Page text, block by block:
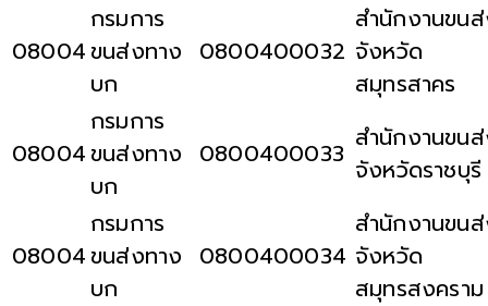
08004
กรมการ
ขนส่งทาง
บก
0800400032
สำนักงานขน
จังหวัด
สมุทรสาคร
08004
กรมการ
ขนส่งทาง
บก
0800400033 สำนักงานขน
จังหวัดราชบุรี
08004
กรมการ
ขนส่งทาง
บก
0800400034
สำนักงานขน
จังหวัด
สมุทรสงคราม